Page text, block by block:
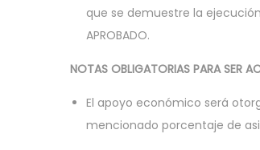
que se demuestre la
APROBADO.
NOTAS OBLIGATORIAS PARA SER
El apoyo económico será
mencionado porcentaje de